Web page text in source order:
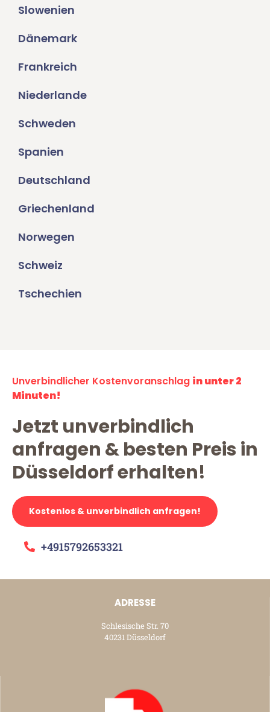
Slowenien
Dänemark
Frankreich
Niederlande
Schweden
Spanien
Deutschland
Griechenland
Norwegen
Schweiz
Tschechien
Unverbindlicher Kostenvoranschlag in unter 2
Minuten!
Jetzt unverbindlich
anfragen & besten Preis in
Düsseldorf erhalten!
Kostenlos & unverbindlich anfragen!
+4915792653321
ADRESSE
Schlesische Str. 70
40231 Düsseldorf